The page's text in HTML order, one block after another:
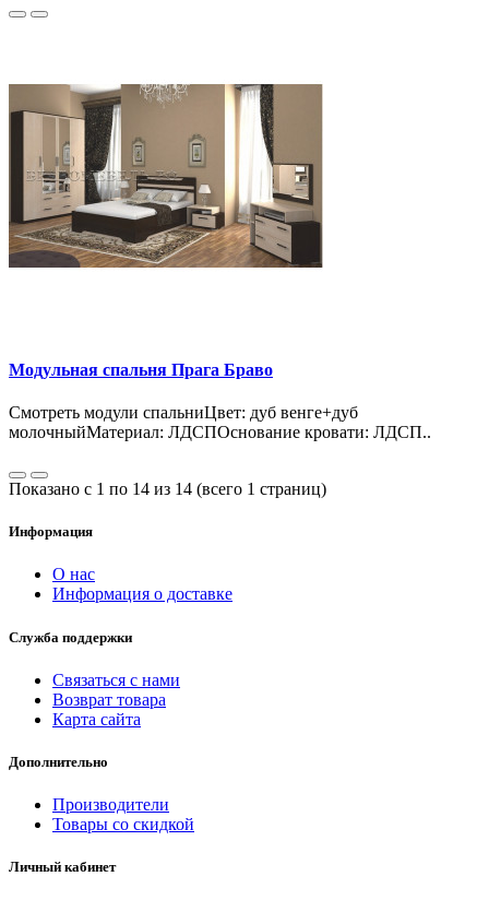
Модульная спальня Прага Браво
Смотреть модули спальниЦвет: дуб венге+дуб
молочныйМатериал: ЛДСПОснование кровати: ЛДСП..
Показано с 1 по 14 из 14 (всего 1 страниц)
Информация
О нас
Информация о доставке
Служба поддержки
Связаться с нами
Возврат товара
Карта сайта
Дополнительно
Производители
Товары со скидкой
Личный кабинет